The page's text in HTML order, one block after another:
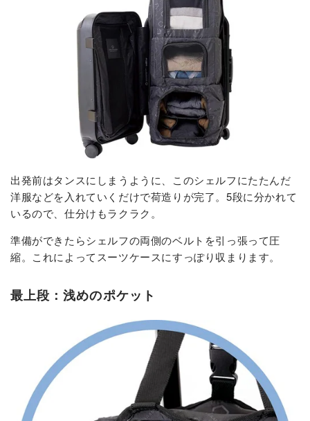
出発前はタンスにしまうように、このシェルフにたたんだ
洋服などを入れていくだけで荷造りが完了。5段に分かれて
いるので、仕分けもラクラク。
準備ができたらシェルフの両側のベルトを引っ張って圧
縮。これによってスーツケースにすっぽり収まります。
最上段：浅めのポケット